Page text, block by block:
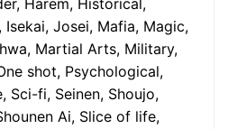
Harem, Historical,
Isekai, Josei, Mafia, Magic,
Martial Arts, Military,
shot, Psychological,
Sci-fi, Seinen, Shoujo,
Ai, Slice of life,